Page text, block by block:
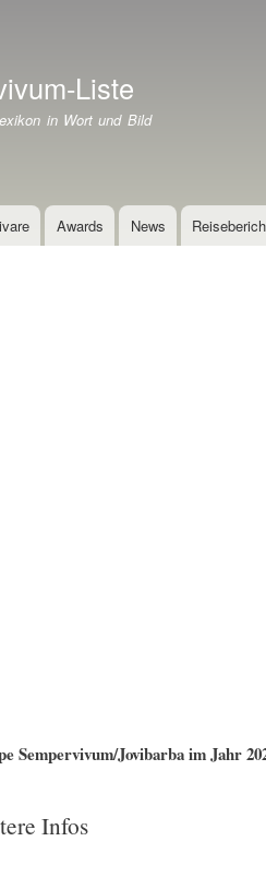
Liste
in Wort und Bild
Awards News
Sempervivum/Jovibarba im Jahr
Infos